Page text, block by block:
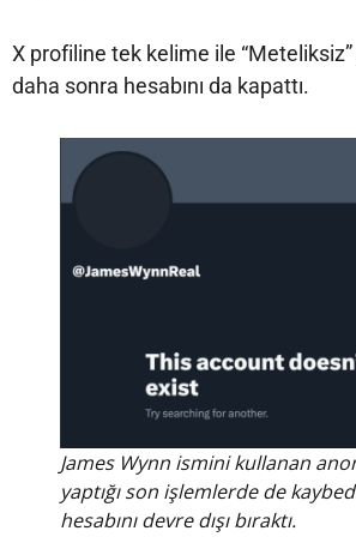
X profiline tek kelime ile
daha sonra hesabını da kapattı.
James Wynn ismini kullanan
yaptığı son işlemlerde de
hesabını devre dışı bıraktı.